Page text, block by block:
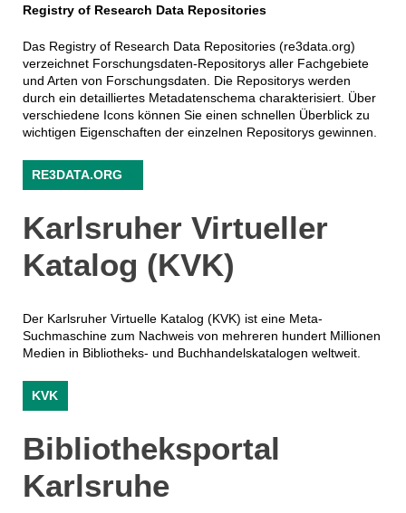
Registry of Research Data Repositories
Das Registry of Research Data Repositories (re3data.org)
verzeichnet Forschungsdaten-Repositorys aller Fachgebiete
und Arten von Forschungsdaten. Die Repositorys werden
durch ein detailliertes Metadatenschema charakterisiert. Über
verschiedene Icons können Sie einen schnellen Überblick zu
wichtigen Eigenschaften der einzelnen Repositorys gewinnen.
RE3DATA.ORG
Karlsruher Virtueller
Katalog (KVK)
Der Karlsruher Virtuelle Katalog (KVK) ist eine Meta-
Suchmaschine zum Nachweis von mehreren hundert Millionen
Medien in Bibliotheks- und Buchhandelskatalogen weltweit.
KVK
Bibliotheksportal
Karlsruhe